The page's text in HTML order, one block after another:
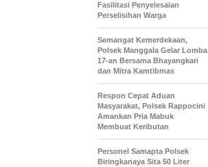
Fasilitasi Penyelesaian
Perselisihan Warga
Semangat Kemerdekaan,
Polsek Manggala Gelar Lomba
17-an Bersama Bhayangkari
dan Mitra Kamtibmas
Respon Cepat Aduan
Masyarakat, Polsek Rappocini
Amankan Pria Mabuk
Membuat Keributan
Personel Samapta Polsek
Biringkanaya Sita 50 Liter